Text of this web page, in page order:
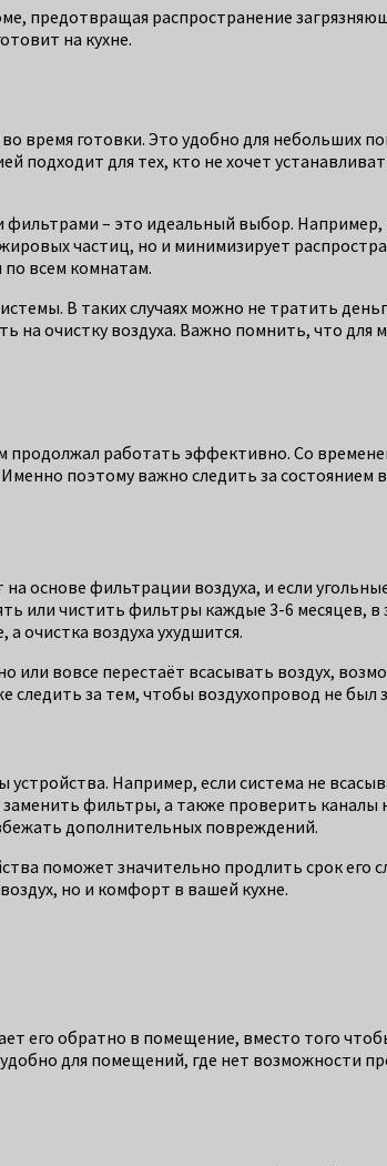
предотвращая распространение
на кухне.
время готовки. Это удобно для небольших
подходит для тех, кто не хочет
– это идеальный выбор. Например,
частиц, но и минимизирует
по всем комнатам.
В таких случаях можно не тратить
на очистку воздуха. Важно помнить, что для
продолжал работать эффективно. Со
поэтому важно следить за состоянием
основе фильтрации воздуха, и если
или чистить фильтры каждые 3-6 месяцев, в
очистка воздуха ухудшится.
вовсе перестаёт всасывать воздух,
за тем, чтобы воздухопровод не был
Например, если система не
фильтры, а также проверить каналы
дополнительных повреждений.
поможет значительно продлить срок его
но и комфорт в вашей кухне.
его обратно в помещение, вместо того
для помещений, где нет возможности